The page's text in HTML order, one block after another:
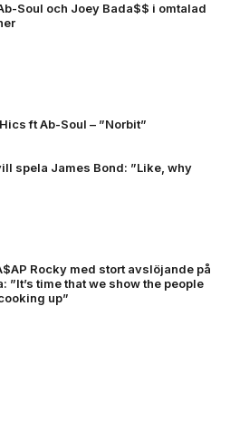
Soul och Joey Bada$$ i omtalad
ft Ab-Soul – ”Norbit”
spela James Bond: ”Like, why
Rocky med stort avslöjande på
”It’s time that we show the people
up”